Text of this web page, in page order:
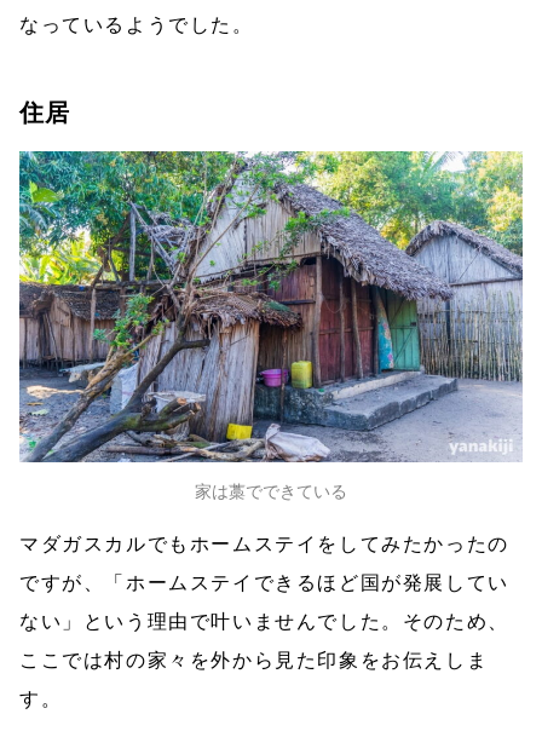
なっているようでした。
住居
家は藁でできている
マダガスカルでもホームステイをしてみたかったの
ですが、「ホームステイできるほど国が発展してい
ない」という理由で叶いませんでした。そのため、
ここでは村の家々を外から見た印象をお伝えしま
す。